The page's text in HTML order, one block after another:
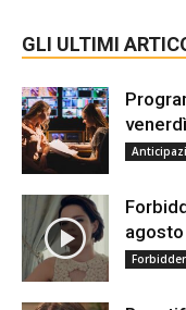
GLI ULTIMI